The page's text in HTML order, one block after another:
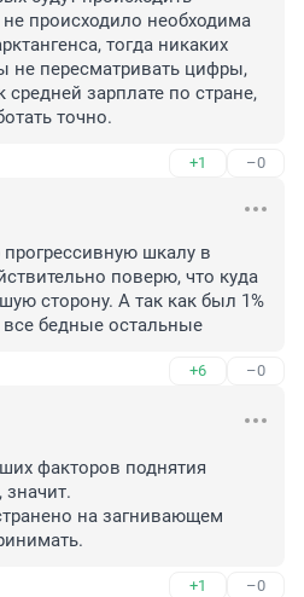
происходило необходима
тогда никаких
не пересматривать цифры,
зарплате по стране,
точно.
+1 –0
шкалу в
поверю, что куда
сторону. А так как был 1%
бедные остальные
+6 –0
факторов поднятия
на загнивающем
+1 –0